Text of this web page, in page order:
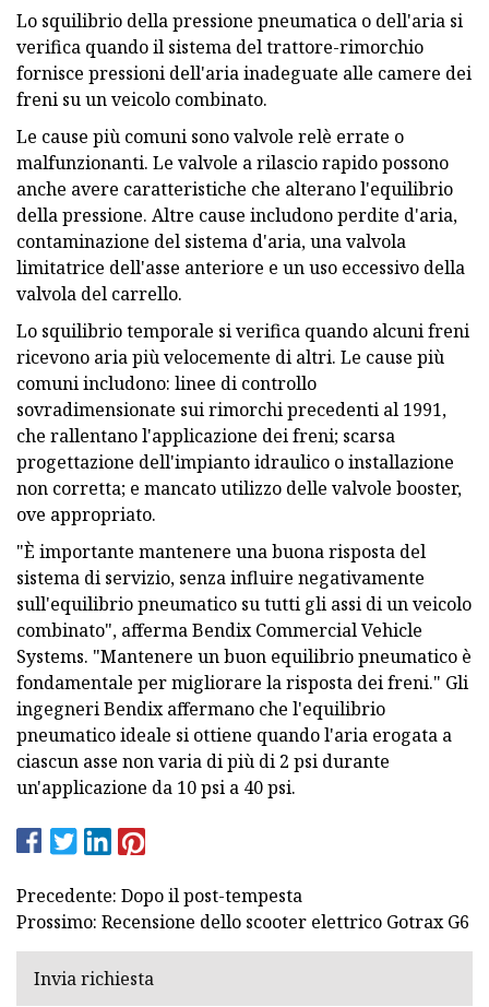
Lo squilibrio della pressione pneumatica o dell'aria si
verifica quando il sistema del trattore-rimorchio
fornisce pressioni dell'aria inadeguate alle camere dei
freni su un veicolo combinato.
Le cause più comuni sono valvole relè errate o
malfunzionanti. Le valvole a rilascio rapido possono
anche avere caratteristiche che alterano l'equilibrio
della pressione. Altre cause includono perdite d'aria,
contaminazione del sistema d'aria, una valvola
limitatrice dell'asse anteriore e un uso eccessivo della
valvola del carrello.
Lo squilibrio temporale si verifica quando alcuni freni
ricevono aria più velocemente di altri. Le cause più
comuni includono: linee di controllo
sovradimensionate sui rimorchi precedenti al 1991,
che rallentano l'applicazione dei freni; scarsa
progettazione dell'impianto idraulico o installazione
non corretta; e mancato utilizzo delle valvole booster,
ove appropriato.
"È importante mantenere una buona risposta del
sistema di servizio, senza influire negativamente
sull'equilibrio pneumatico su tutti gli assi di un veicolo
combinato", afferma Bendix Commercial Vehicle
Systems. "Mantenere un buon equilibrio pneumatico è
fondamentale per migliorare la risposta dei freni." Gli
ingegneri Bendix affermano che l'equilibrio
pneumatico ideale si ottiene quando l'aria erogata a
ciascun asse non varia di più di 2 psi durante
un'applicazione da 10 psi a 40 psi.
Precedente: Dopo il post-tempesta
Prossimo: Recensione dello scooter elettrico Gotrax G6
Invia richiesta